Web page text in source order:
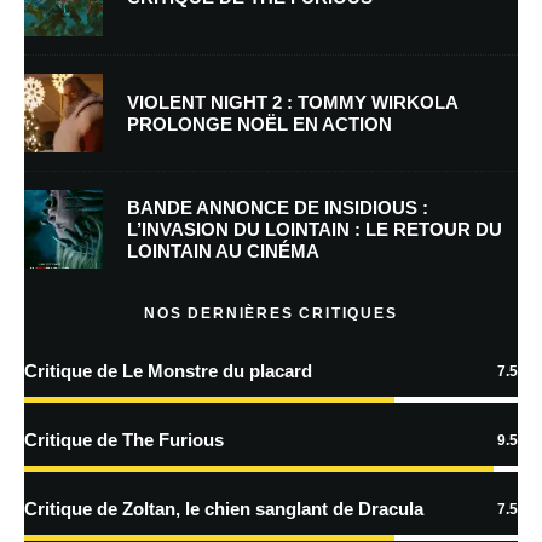
E-mail*
Enregistrer mon nom, mon e-mail et mon site dans le navigateur pour
mon prochain commentaire.
Prévenez-moi de tous les nouveaux commentaires par e-mail.
Prévenez-moi de tous les nouveaux articles par e-mail.
En savoir
traitées
VIOLENT NIGHT 2 : TOMMY WIRKOLA
PROLONGE NOËL EN ACTION
BANDE ANNONCE DE INSIDIOUS :
L’INVASION DU LOINTAIN : LE RETOUR DU
LOINTAIN AU CINÉMA
NOS DERNIÈRES CRITIQUES
Critique de Le Monstre du placard 7.5
Critique de The Furious 9.5
Critique de Zoltan, le chien sanglant de Dracula 7.5